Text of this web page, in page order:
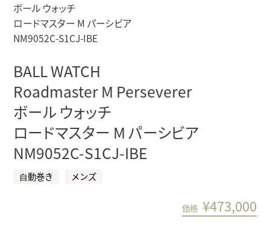
ボール ウォッチ
ロードマスター M パーシビア
NM9052C-S1CJ-IBE
BALL WATCH
Roadmaster M Perseverer
ボール ウォッチ
ロードマスター M パーシビア
NM9052C-S1CJ-IBE
⾃動巻き メンズ
価格 ¥473,000